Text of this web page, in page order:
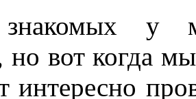
у
вот когда
интересно